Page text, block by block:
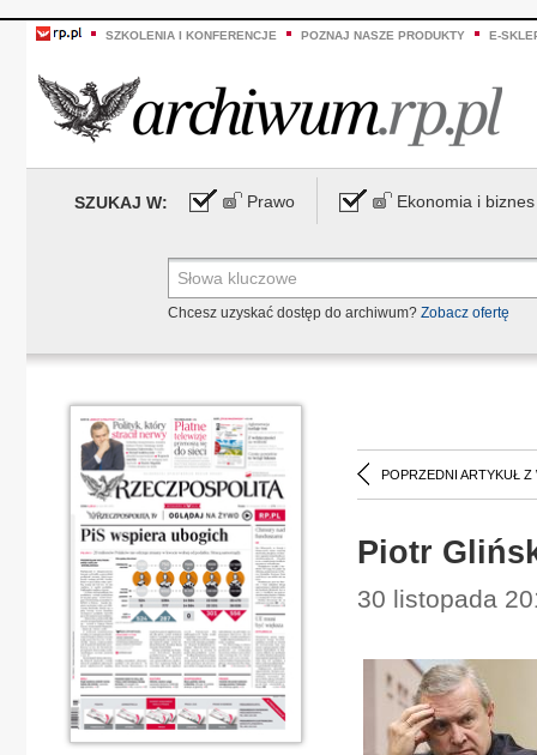
SZKOLENIA I KONFERENCJE POZNAJ NASZE PRODUKTY E-
SZUKAJ W: Prawo Ekonomia i biznes
Chcesz uzyskać dostęp do archiwum? Zobacz ofertę
POPRZEDNI ARTYKUŁ Z
Piotr
30 listopada